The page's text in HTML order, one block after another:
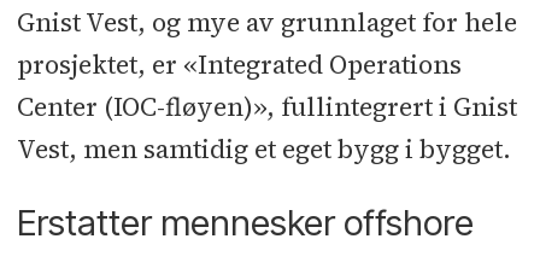
Gnist Vest, og mye av grunnlaget for hele
prosjektet, er «Integrated Operations
Center (IOC-fløyen)», fullintegrert i Gnist
Vest, men samtidig et eget bygg i bygget.
Erstatter mennesker offshore